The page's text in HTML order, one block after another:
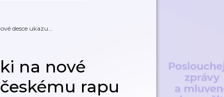
desce ukazu...
na nové
rapu